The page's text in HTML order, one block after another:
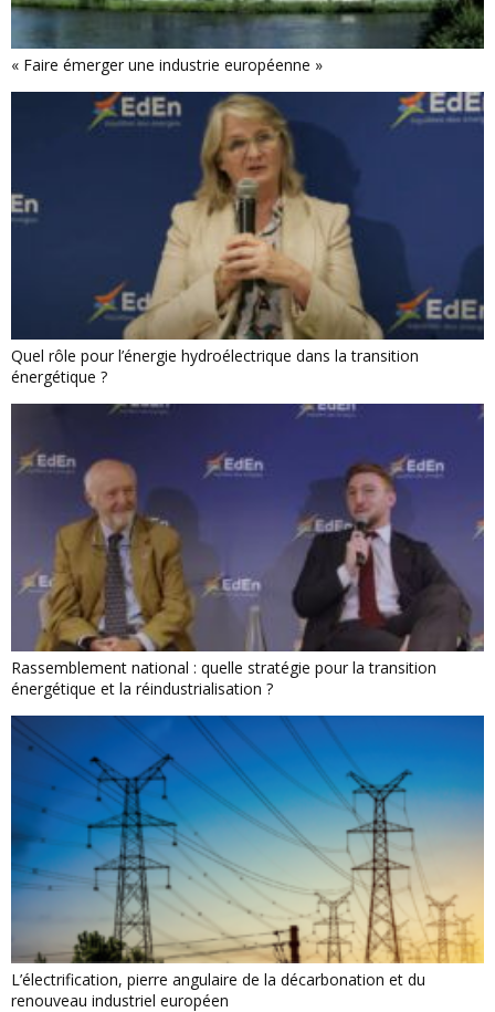
« Faire émerger une industrie européenne »
Quel rôle pour l’énergie hydroélectrique dans la transition
énergétique ?
Rassemblement national : quelle stratégie pour la transition
énergétique et la réindustrialisation ?
L’électrification, pierre angulaire de la décarbonation et du
renouveau industriel européen